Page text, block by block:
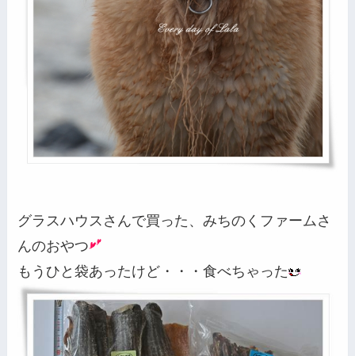
グラスハウスさんで買った、みちのくファームさ
んのおやつ
もうひと袋あったけど・・・食べちゃった